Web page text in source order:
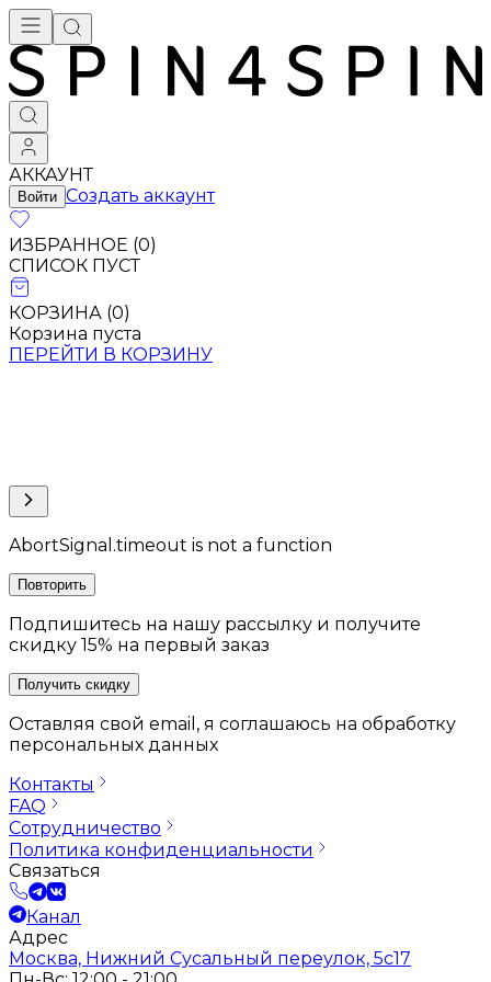
АККАУНТ
Войти Создать аккаунт
ИЗБРАННОЕ (0)
СПИСОК ПУСТ
КОРЗИНА (0)
Корзина пуста
ПЕРЕЙТИ В КОРЗИНУ
AbortSignal.timeout is not a function
Повторить
Подпишитесь на нашу рассылку и получите
скидку 15% на первый заказ
Получить скидку
Оставляя свой email, я соглашаюсь на обработку
персональных данных
Контакты
FAQ
Сотрудничество
Политика конфиденциальности
Связаться
Канал
Адрес
Москва, Нижний Сусальный переулок, 5с17